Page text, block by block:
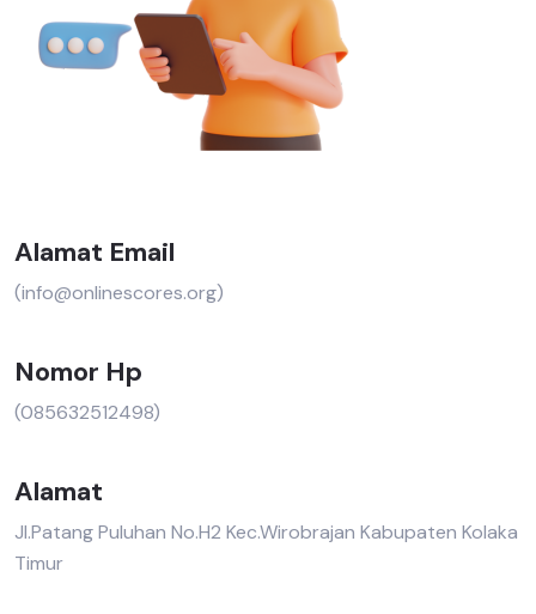
Alamat Email
(info@onlinescores.org)
Nomor Hp
(085632512498)
Alamat
Jl.Patang Puluhan No.H2 Kec.Wirobrajan Kabupaten Kolaka
Timur